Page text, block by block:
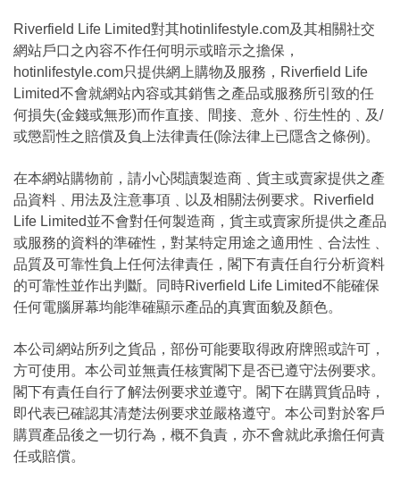
Riverfield Life Limited對其hotinlifestyle.com及其相關社交
網站戶口之內容不作任何明示或暗示之擔保，
hotinlifestyle.com只提供網上購物及服務，Riverfield Life
Limited不會就網站內容或其銷售之產品或服務所引致的任
何損失(金錢或無形)而作直接、間接、意外﹑衍生性的﹑及/
或懲罰性之賠償及負上法律責任(除法律上已隱含之條例)。
在本網站購物前，請小心閱讀製造商﹑貨主或賣家提供之產
品資料﹑用法及注意事項﹑以及相關法例要求。Riverfield
Life Limited並不會對任何製造商，貨主或賣家所提供之產品
或服務的資料的準確性，對某特定用途之適用性﹑合法性﹑
品質及可靠性負上任何法律責任，閣下有責任自行分析資料
的可靠性並作出判斷。同時Riverfield Life Limited不能確保
任何電腦屏幕均能準確顯示產品的真實面貌及顏色。
本公司網站所列之貨品，部份可能要取得政府牌照或許可，
方可使用。本公司並無責任核實閣下是否已遵守法例要求。
閣下有責任自行了解法例要求並遵守。閣下在購買貨品時，
即代表已確認其清楚法例要求並嚴格遵守。本公司對於客戶
購買產品後之一切行為，概不負責，亦不會就此承擔任何責
任或賠償。